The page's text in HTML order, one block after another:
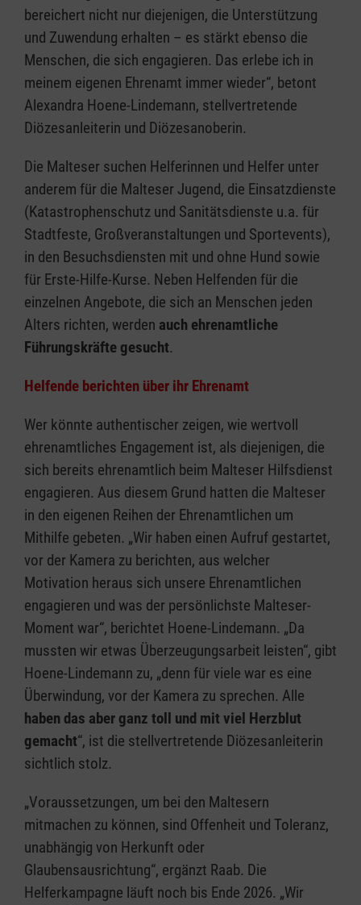
bereichert nicht nur diejenigen, die Unterstützung
und Zuwendung erhalten – es stärkt ebenso die
Menschen, die sich engagieren. Das erlebe ich in
meinem eigenen Ehrenamt immer wieder“, betont
Alexandra Hoene-Lindemann, stellvertretende
Diözesanleiterin und Diözesanoberin.
Die Malteser suchen Helferinnen und Helfer unter
anderem für die Malteser Jugend, die Einsatzdienste
(Katastrophenschutz und Sanitätsdienste u.a. für
Stadtfeste, Großveranstaltungen und Sportevents),
in den Besuchsdiensten mit und ohne Hund sowie
für Erste-Hilfe-Kurse. Neben Helfenden für die
einzelnen Angebote, die sich an Menschen jeden
Alters richten, werden auch ehrenamtliche
Führungskräfte gesucht.
Helfende berichten über ihr Ehrenamt
Wer könnte authentischer zeigen, wie wertvoll
ehrenamtliches Engagement ist, als diejenigen, die
sich bereits ehrenamtlich beim Malteser Hilfsdienst
engagieren. Aus diesem Grund hatten die Malteser
in den eigenen Reihen der Ehrenamtlichen um
Mithilfe gebeten. „Wir haben einen Aufruf gestartet,
vor der Kamera zu berichten, aus welcher
Motivation heraus sich unsere Ehrenamtlichen
engagieren und was der persönlichste Malteser-
Moment war“, berichtet Hoene-Lindemann. „Da
mussten wir etwas Überzeugungsarbeit leisten“, gibt
Hoene-Lindemann zu, „denn für viele war es eine
Überwindung, vor der Kamera zu sprechen. Alle
haben das aber ganz toll und mit viel Herzblut
gemacht“, ist die stellvertretende Diözesanleiterin
sichtlich stolz.
„Voraussetzungen, um bei den Maltesern
mitmachen zu können, sind Offenheit und Toleranz,
unabhängig von Herkunft oder
Glaubensausrichtung“, ergänzt Raab. Die
Helferkampagne läuft noch bis Ende 2026. „Wir